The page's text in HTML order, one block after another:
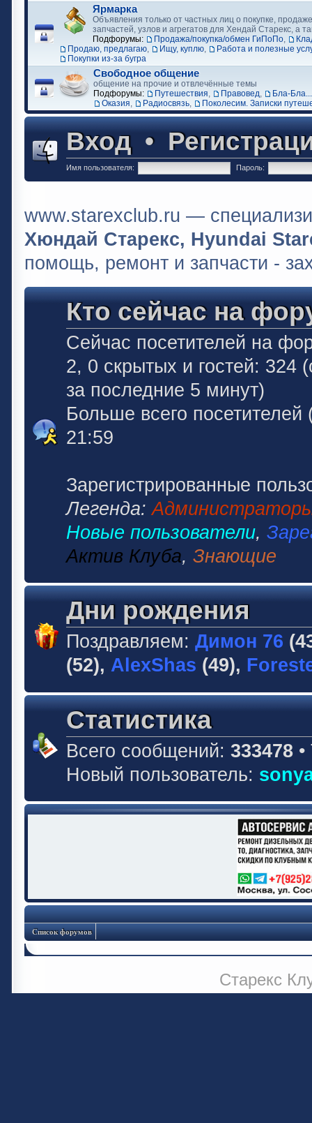
Ярмарка
Объявления только от частных лиц о покупке,
запчастей, узлов и агрегатов для Хендай Старекс, а
Подфорумы:
Продажа/покупка/обмен ГиПоПо,
Продаю, предлагаю, Ищу, куплю,
Работа и полезные
Покупки из-за бугра
Свободное общение
общение на прочие и отвлечённые темы
Подфорумы:
Путешествия, Правовед,
Бла-Бла...
Оказия, Радиосвязь, Поколесим. Записки
Вход•
Имя пользователя: Пароль:
www.starexclub.ru —
Хюндай Старекс, Hyundai
помощь, ремонт и запчасти -
Кто сейчас на
Сейчас посетителей на
2, 0 скрытых и гостей: 324
за последние 5 минут)
Больше всего посетителей
21:59
Зарегистрированные
Легенда:
Новые пользователи,
Актив Клуба, Знающие
Дни рождения
Поздравляем: Димон 76
(52), AlexShas (49),
Статистика
Всего сообщений: 333478
Новый пользователь:
Список форумов
Старекс